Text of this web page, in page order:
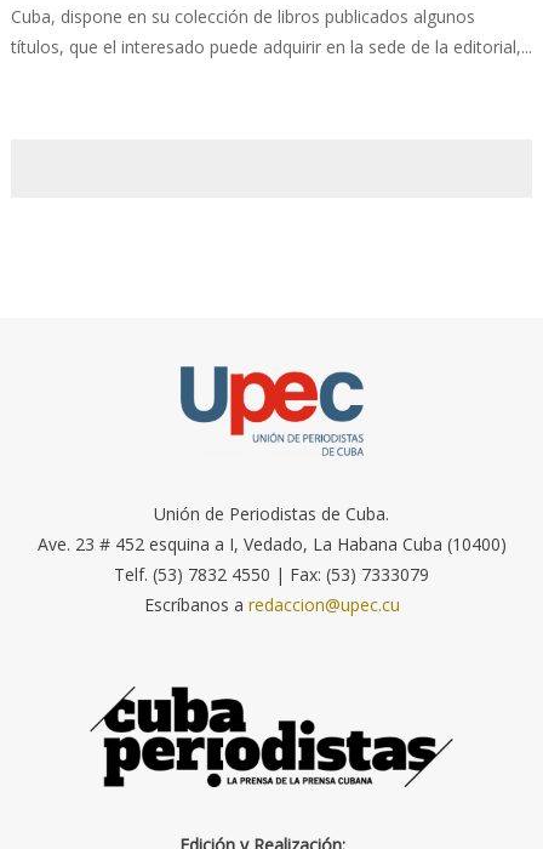
Cuba, dispone en su colección de libros publicados algunos
títulos, que el interesado puede adquirir en la sede de la editorial,...
Unión de Periodistas de Cuba.
Ave. 23 # 452 esquina a I, Vedado, La Habana Cuba (10400)
Telf. (53) 7832 4550 | Fax: (53) 7333079
Escríbanos a redaccion@upec.cu